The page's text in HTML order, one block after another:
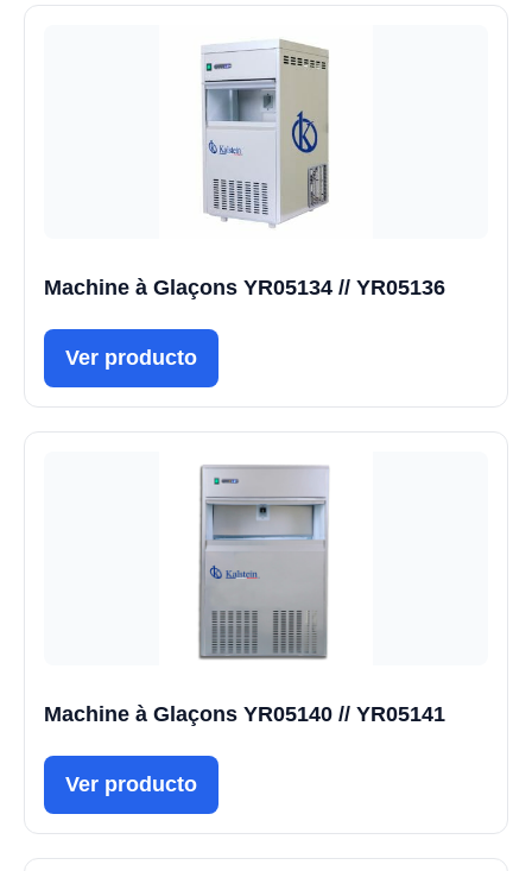
Machine à Glaçons YR05134 // YR05136
Ver producto
Machine à Glaçons YR05140 // YR05141
Ver producto